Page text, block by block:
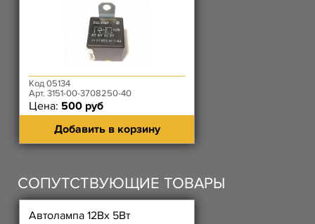
Код 05134
Арт. 3151-00-3708250-40
Цена: 500 руб
Добавить в корзину
СОПУТСТВУЮЩИЕ ТОВАРЫ
Автолампа 12Вх 5Вт